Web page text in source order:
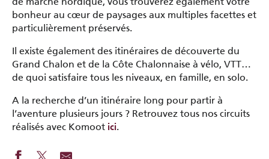
bonheur au cœur de paysages aux multiples facettes et
particulièrement préservés.
Il existe également des itinéraires de découverte du
Grand Chalon et de la Côte Chalonnaise à vélo, VTT…
de quoi satisfaire tous les niveaux, en famille, en solo.
A la recherche d’un itinéraire long pour partir à
l’aventure plusieurs jours ? Retrouvez tous nos circuits
réalisés avec Komoot ici.